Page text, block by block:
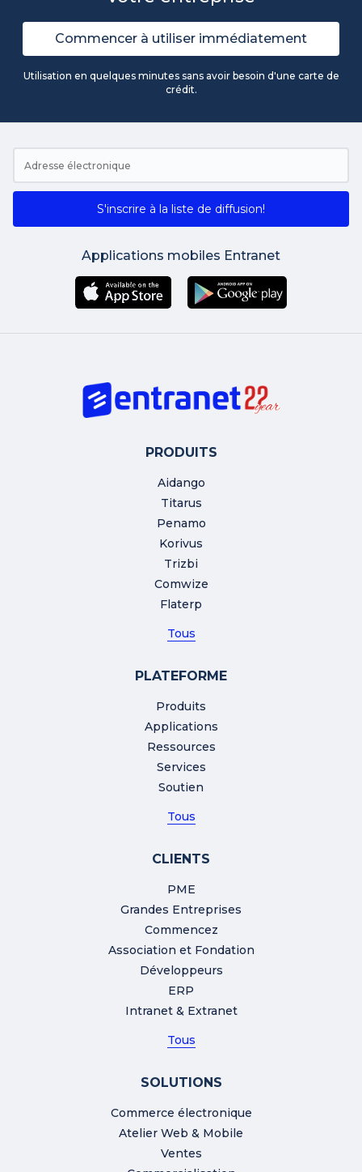
Commencer à utiliser immédiatement
Utilisation en quelques minutes sans avoir besoin d'une carte de
crédit.
S'inscrire à la liste de diffusion!
Applications mobiles Entranet
PRODUITS
Aidango
Titarus
Penamo
Korivus
Trizbi
Comwize
Flaterp
Tous
PLATEFORME
Produits
Applications
Ressources
Services
Soutien
Tous
CLIENTS
PME
Grandes Entreprises
Commencez
Association et Fondation
Développeurs
ERP
Intranet & Extranet
Tous
SOLUTIONS
Commerce électronique
Atelier Web & Mobile
Ventes